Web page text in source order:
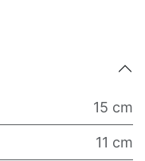
15 cm
11 cm